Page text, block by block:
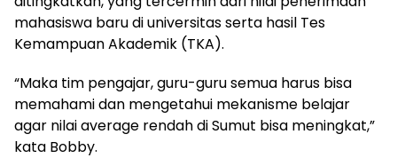
mahasiswa baru di universitas serta hasil Tes
Kemampuan Akademik (TKA).
“Maka tim pengajar, guru-guru semua harus bisa
memahami dan mengetahui mekanisme belajar
agar nilai average rendah di Sumut bisa meningkat,”
kata Bobby.